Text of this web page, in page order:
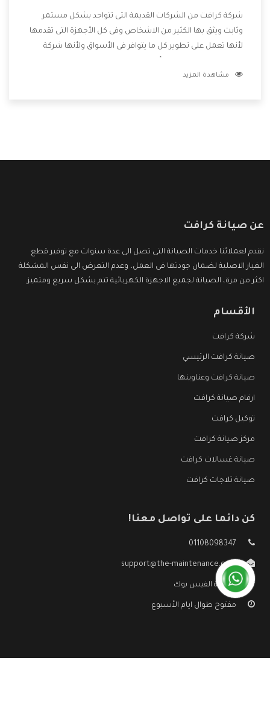
شركة كرافت من الشركات القديمة التى تتواجد بشكل مستمر
وثابت ويثق بها الكثير من الاشخاص وفى كل الأجهزة التى تقدمها
لأنها تعمل على تطوير كل ما يتوافر فى الأسواق ولأنها شركة
وتقدم للعملاء أقوى العروض والخصومات التى تسهل على
مشاهدة المزيد
عن صيانة كرافت
نقدم لعملائنا خدمات الصيانة التى تصل الى عدة سنوات مع توفير قطع
الغيار الاصلية لضمان جودتها فى العمل، وعدم التعرض الى نفس المشكلة
اكثر من مرة، الصيانة لجميع الاجهزة الكهربائية تتم بشكل سريع ومتميز.
الأقسام
شركة كرافت
صيانة كرافت الرئيسي
صيانة كرافت وعناوينها
ارقام صيانة كرافت
توكيل كرافت
مركز صيانة كرافت
صيانة غسالات كرافت
صيانة ثلاجات كرافت
كن دائما على تواصل معنا!
01108098347
support@the-maintenance.com
صفحة الفيس بوك
مفتوح طوال ايام الأسبوع